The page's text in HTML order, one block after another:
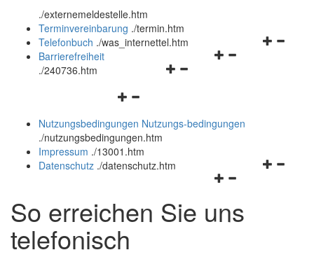
und
schließen
./externemeldestelle.htm
Terminvereinbarung ./termin.htm
Navigationsmenü
Telefonbuch ./was_internettel.htm
Navigationsmenü
Barrierefreiheit
./240736.htm
Navigationsmenü
und
schließen
Nutzungsbedingungen Nutzungs-bedingungen
./nutzungsbedingungen.htm
Impressum ./13001.htm
Navigationsmenü
und
schließen
Datenschutz ./datenschutz.htm
So erreichen Sie uns
telefonisch